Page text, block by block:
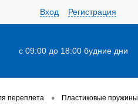
Вход Регистрация
с 09:00 до 18:00 будние дни
переплета • Пластиковые пружины